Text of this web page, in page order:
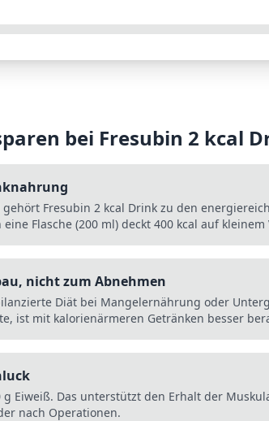
bei Fresubin 2 kcal
Fresubin 2 kcal Drink zu den
Flasche (200 ml) deckt 400 kcal auf kleinem
nicht zum Abnehmen
Diät bei Mangelernährung oder
ist mit kalorienärmeren Getränken besser
g Eiweiß. Das unterstützt den Erhalt der
nach Operationen.